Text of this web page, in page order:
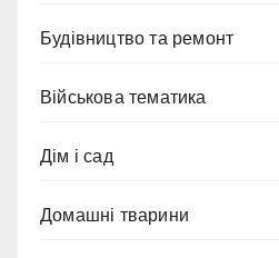
Будівництво та ремонт
Військова тематика
Дім і сад
Домашні тварини